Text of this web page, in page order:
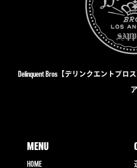
Delinquent Bros【デリンクエントブロス
ア
MENU
HOME